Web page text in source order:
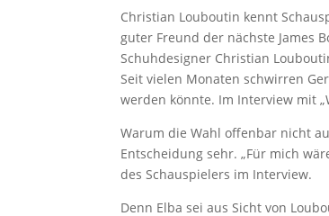
Christian Louboutin kennt
guter Freund der nächste James
Schuhdesigner Christian
Seit vielen Monaten schwirren
werden könnte. Im Interview mit
Warum die Wahl offenbar nicht
Entscheidung sehr. „Für mich
des Schauspielers im Interview.
Denn Elba sei aus Sicht von